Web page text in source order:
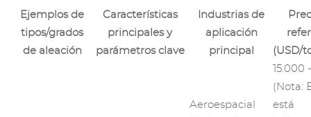
Ejemplos de
tipos/grados
de aleación
Características
principales y
parámetros clave
Industrias de
aplicación
principal
(USD/
Aeroespacial
15.000
(Nota:
está